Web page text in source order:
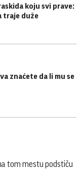
koju svi prave:
traje duže
znaćete da li mu se
tom mestu podstiču